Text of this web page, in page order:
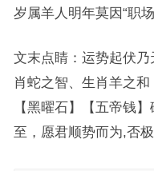
岁属羊人明年莫因“职
文末点睛：运势起伏
肖蛇之智、生肖羊之和
【黑曜石】【五帝钱
至，愿君顺势而为,否极